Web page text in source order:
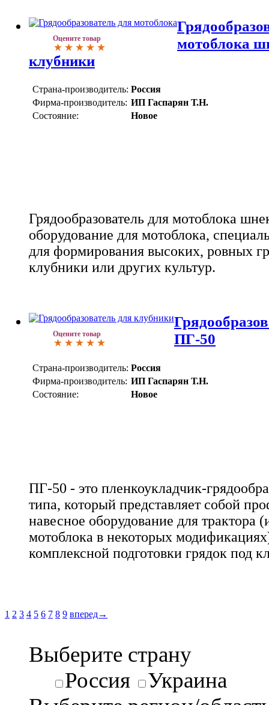
Оцените товар
мотоблока
клубники
Страна-производитель: Россия
Фирма-производитель: ИП Гаспарян Т.Н.
Состояние:
Новое
Грядообразователь для мотоблока
оборудование для мотоблока,
для формирования высоких, ровных
клубники или других культур.
Оцените товар
ПГ-50
Страна-производитель: Россия
Фирма-производитель: ИП Гаспарян Т.Н.
Состояние:
Новое
ПГ-50 - это пленкоукладчик-
типа, который представляет собой
навесное оборудование для трактора
мотоблока в некоторых
комплексной подготовки грядок под
1 2 3 4 5 6 7 8 9 вперед→
Выберите страну
Россия
Украина